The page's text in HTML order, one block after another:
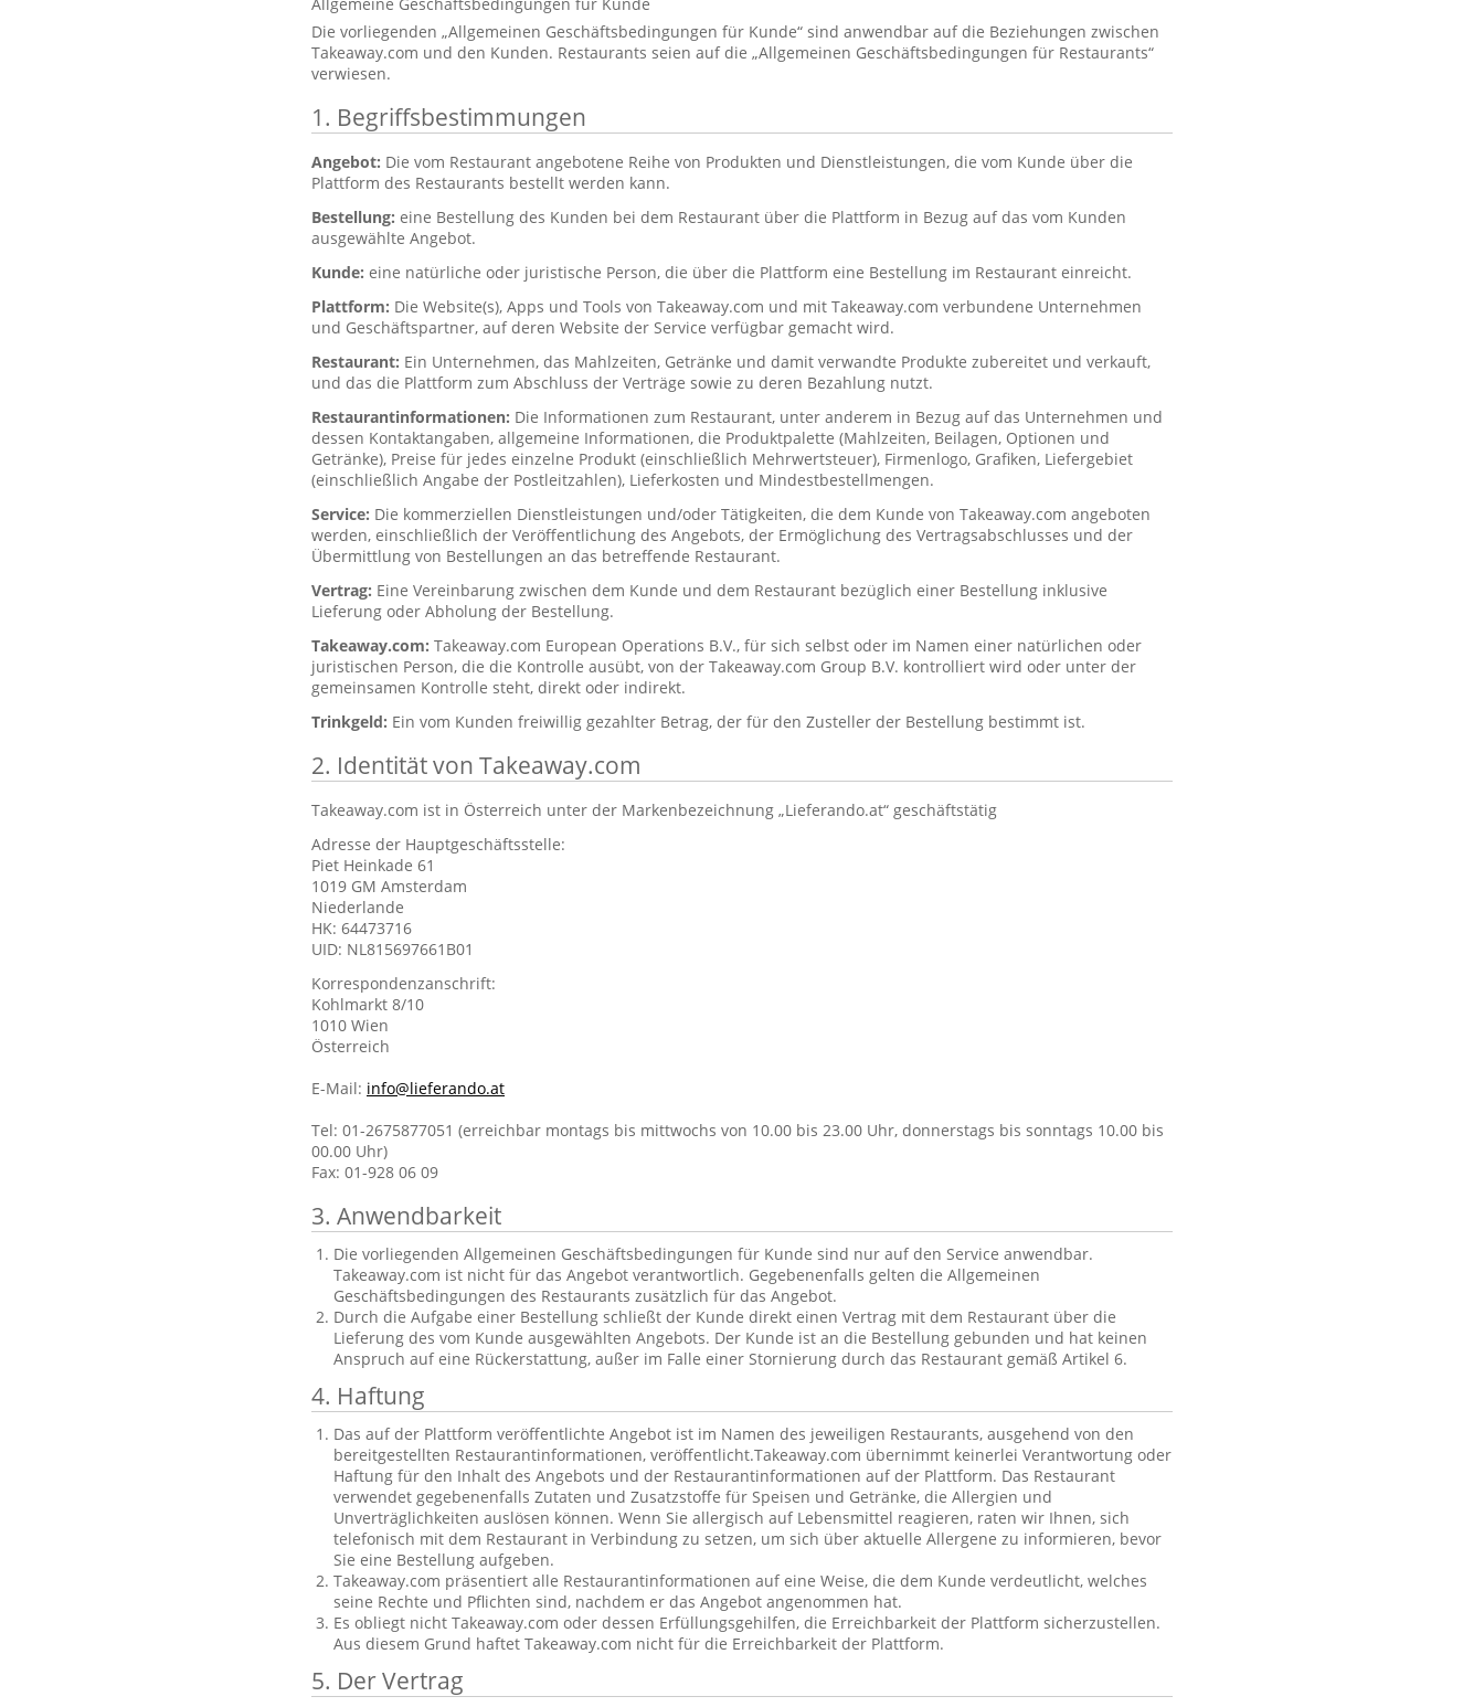
Die vorliegenden „Allgemeinen Geschäftsbedingungen für Kunde“ sind anwendbar auf die Beziehungen zwischen
Takeaway.com und den Kunden. Restaurants seien auf die „Allgemeinen Geschäftsbedingungen für Restaurants“
verwiesen.
1. Begriffsbestimmungen
Angebot: Die vom Restaurant angebotene Reihe von Produkten und Dienstleistungen, die vom Kunde über die
Plattform des Restaurants bestellt werden kann.
Bestellung: eine Bestellung des Kunden bei dem Restaurant über die Plattform in Bezug auf das vom Kunden
ausgewählte Angebot.
Kunde: eine natürliche oder juristische Person, die über die Plattform eine Bestellung im Restaurant einreicht.
Plattform: Die Website(s), Apps und Tools von Takeaway.com und mit Takeaway.com verbundene Unternehmen
und Geschäftspartner, auf deren Website der Service verfügbar gemacht wird.
Restaurant: Ein Unternehmen, das Mahlzeiten, Getränke und damit verwandte Produkte zubereitet und verkauft,
und das die Plattform zum Abschluss der Verträge sowie zu deren Bezahlung nutzt.
Restaurantinformationen: Die Informationen zum Restaurant, unter anderem in Bezug auf das Unternehmen und
dessen Kontaktangaben, allgemeine Informationen, die Produktpalette (Mahlzeiten, Beilagen, Optionen und
Getränke), Preise für jedes einzelne Produkt (einschließlich Mehrwertsteuer), Firmenlogo, Grafiken, Liefergebiet
(einschließlich Angabe der Postleitzahlen), Lieferkosten und Mindestbestellmengen.
Service: Die kommerziellen Dienstleistungen und/oder Tätigkeiten, die dem Kunde von Takeaway.com angeboten
werden, einschließlich der Veröffentlichung des Angebots, der Ermöglichung des Vertragsabschlusses und der
Übermittlung von Bestellungen an das betreffende Restaurant.
Vertrag: Eine Vereinbarung zwischen dem Kunde und dem Restaurant bezüglich einer Bestellung inklusive
Lieferung oder Abholung der Bestellung.
Takeaway.com: Takeaway.com European Operations B.V., für sich selbst oder im Namen einer natürlichen oder
juristischen Person, die die Kontrolle ausübt, von der Takeaway.com Group B.V. kontrolliert wird oder unter der
gemeinsamen Kontrolle steht, direkt oder indirekt.
Trinkgeld: Ein vom Kunden freiwillig gezahlter Betrag, der für den Zusteller der Bestellung bestimmt ist.
2. Identität von Takeaway.com
Takeaway.com ist in Österreich unter der Markenbezeichnung „Lieferando.at“ geschäftstätig
Adresse der Hauptgeschäftsstelle:
Piet Heinkade 61
1019 GM Amsterdam
Niederlande
HK: 64473716
UID: NL815697661B01
Korrespondenzanschrift:
Kohlmarkt 8/10
1010 Wien
Österreich
E-Mail: info@lieferando.at
Tel: 01-2675877051 (erreichbar montags bis mittwochs von 10.00 bis 23.00 Uhr, donnerstags bis sonntags 10.00 bis
00.00 Uhr)
Fax: 01-928 06 09
3. Anwendbarkeit
Die vorliegenden Allgemeinen Geschäftsbedingungen für Kunde sind nur auf den Service anwendbar.
Takeaway.com ist nicht für das Angebot verantwortlich. Gegebenenfalls gelten die Allgemeinen
Geschäftsbedingungen des Restaurants zusätzlich für das Angebot.
Durch die Aufgabe einer Bestellung schließt der Kunde direkt einen Vertrag mit dem Restaurant über die
Lieferung des vom Kunde ausgewählten Angebots. Der Kunde ist an die Bestellung gebunden und hat keinen
Anspruch auf eine Rückerstattung, außer im Falle einer Stornierung durch das Restaurant gemäß Artikel 6.
4. Haftung
Das auf der Plattform veröffentlichte Angebot ist im Namen des jeweiligen Restaurants, ausgehend von den
bereitgestellten Restaurantinformationen, veröffentlicht.Takeaway.com übernimmt keinerlei Verantwortung oder
Haftung für den Inhalt des Angebots und der Restaurantinformationen auf der Plattform. Das Restaurant
verwendet gegebenenfalls Zutaten und Zusatzstoffe für Speisen und Getränke, die Allergien und
Unverträglichkeiten auslösen können. Wenn Sie allergisch auf Lebensmittel reagieren, raten wir Ihnen, sich
telefonisch mit dem Restaurant in Verbindung zu setzen, um sich über aktuelle Allergene zu informieren, bevor
Sie eine Bestellung aufgeben.
Takeaway.com präsentiert alle Restaurantinformationen auf eine Weise, die dem Kunde verdeutlicht, welches
seine Rechte und Pflichten sind, nachdem er das Angebot angenommen hat.
Es obliegt nicht Takeaway.com oder dessen Erfüllungsgehilfen, die Erreichbarkeit der Plattform sicherzustellen.
Aus diesem Grund haftet Takeaway.com nicht für die Erreichbarkeit der Plattform.
5. Der Vertrag